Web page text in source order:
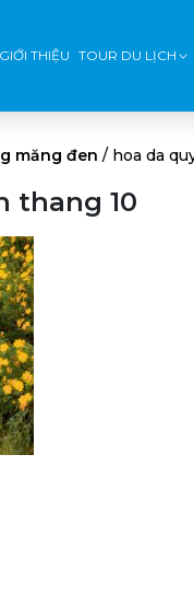
GIỚI THIỆU TOUR DU LỊCH
măng đen / hoa da
thang 10